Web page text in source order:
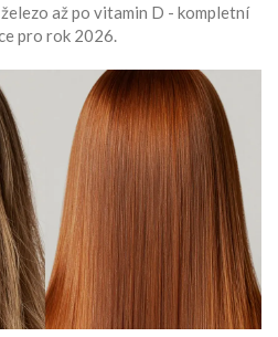
až po vitamin D - kompletní
pro rok 2026.